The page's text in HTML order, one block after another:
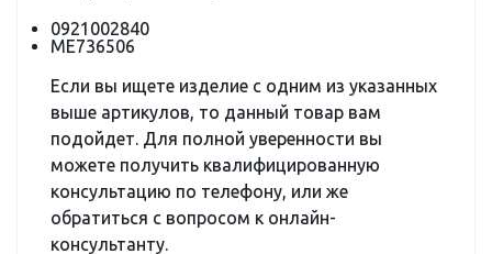
0921002840
ME736506
Если вы ищете изделие с одним из указанных
выше артикулов, то данный товар вам
подойдет. Для полной уверенности вы
можете получить квалифицированную
консультацию по телефону, или же
обратиться с вопросом к онлайн-
консультанту.